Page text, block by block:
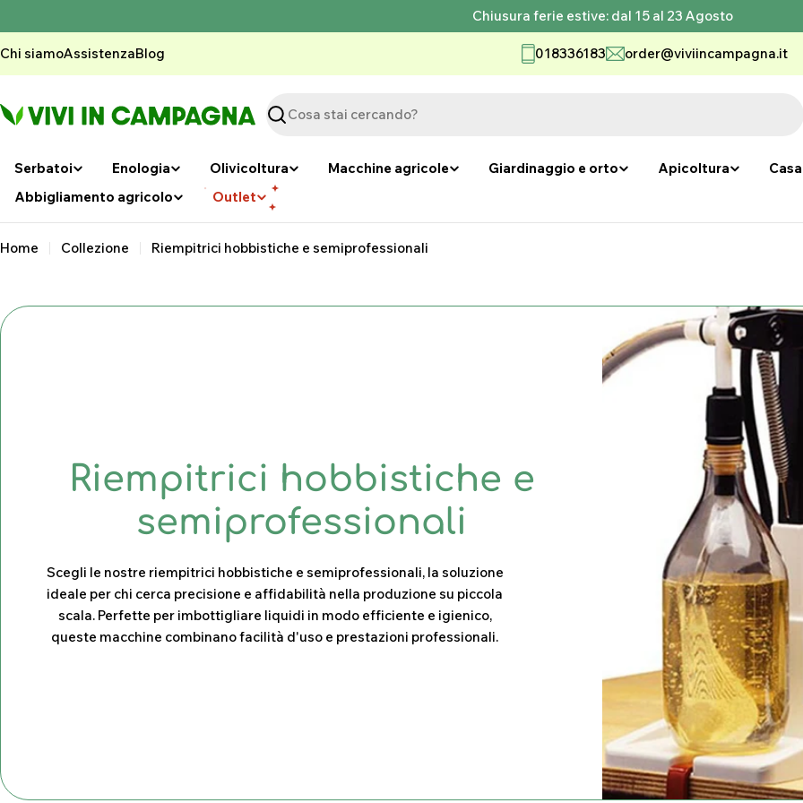
al
contenuto
Chiusura ferie estive: dal 15 al 23 Agosto
Chi siamoAssistenzaBlog 018336183 order@viviincampagna.it
Ricerca
Serbatoi Enologia Olivicoltura Macchine agricole Giardinaggio e orto Apicoltura
Abbigliamento agricolo
Outlet
Home Collezione Riempitrici hobbistiche e semiprofessionali
e
Riempitrici hobbistiche e
semiprofessionali
Scegli le nostre riempitrici hobbistiche e semiprofessionali, la soluzione
ideale per chi cerca precisione e affidabilità nella produzione su piccola
scala. Perfette per imbottigliare liquidi in modo efficiente e igienico,
queste macchine combinano facilità d'uso e prestazioni professionali.